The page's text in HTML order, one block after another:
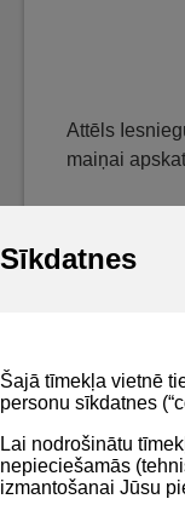
Sīkdatnes
Šajā tīmekļa vietnē
personu sīkdatnes
Lai nodrošinātu
nepieciešamās
izmantošanai Jūsu
Attēls
maiņai